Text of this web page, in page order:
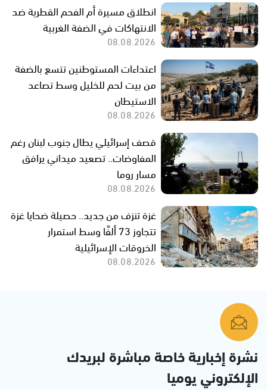
انطلاق مسيرة أم الفحم القطرية ضد
الانتهاكات في الضفة الغربية
08.08.2026
اعتداءات المستوطنين تتسع بالضفة
من بيت لحم للخليل وسط تصاعد
الاستيطان
08.08.2026
قصف إسرائيلي يطال جنوب لبنان رغم
المفاوضات.. تصعيد ميداني يرافق
مسار روما
08.08.2026
غزة تنزف من جديد.. حصيلة ضحايا غزة
تتجاوز 73 ألفًا وسط استمرار
الخروقات الإسرائيلية
08.08.2026
نشرة إخبارية خاصة مباشرة لبريدك
الإلكتروني يوميا